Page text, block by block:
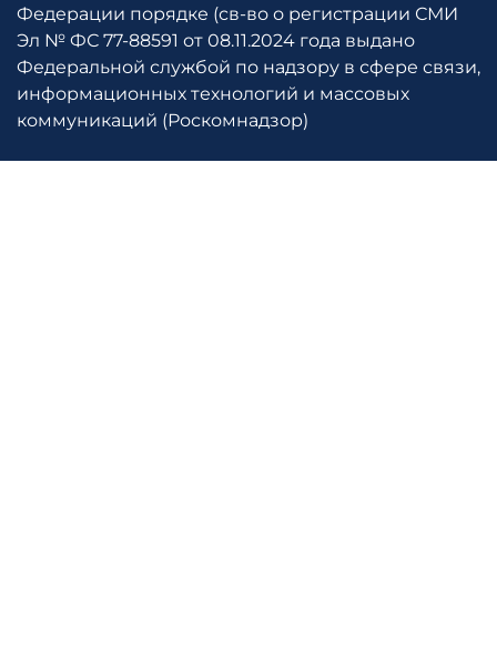
Федерации порядке (св-во о регистрации СМИ
Эл № ФС 77-88591 от 08.11.2024 года выдано
Федеральной службой по надзору в сфере связи,
информационных технологий и массовых
коммуникаций (Роскомнадзор)